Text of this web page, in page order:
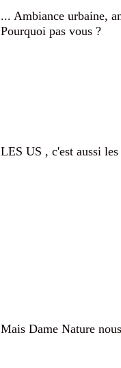
... Ambiance urbaine,
Pourquoi pas vous ?
LES US , c'est aussi
Mais Dame Nature